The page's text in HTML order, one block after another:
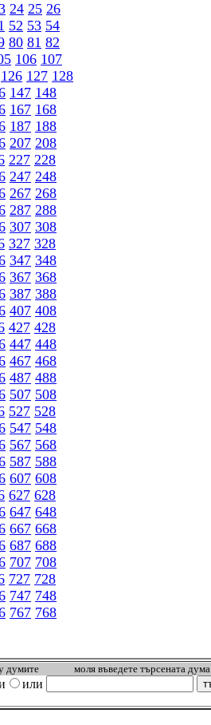
24 25 26
52 53 54
80 81 82
106 107
126 127 128
147 148
167 168
187 188
207 208
227 228
247 248
267 268
287 288
307 308
327 328
347 348
367 368
387 388
407 408
427 428
447 448
467 468
487 488
507 508
527 528
547 548
567 568
587 588
607 608
627 628
647 648
667 668
687 688
707 708
727 728
747 748
767 768
думите моля въведете търсената дума
или